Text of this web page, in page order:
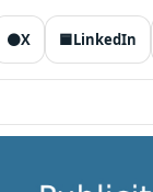
⚫X 🟦LinkedIn